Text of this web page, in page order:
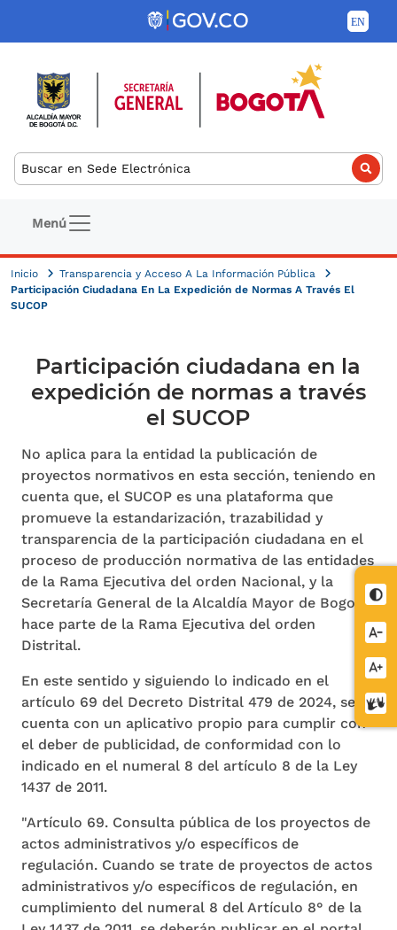
Pasar al contenido principal
de
Buscar
Navegación principal
Menú
Inicio
Transparencia y Acceso A La Información Pública
Participación Ciudadana En La Expedición de Normas A Través El
SUCOP
Participación ciudadana en la
expedición de normas a través
el SUCOP
No aplica para la entidad la publicación de
proyectos normativos en esta sección, teniendo en
cuenta que, el SUCOP es una plataforma que
promueve la estandarización, trazabilidad y
transparencia de la participación ciudadana en el
proceso de producción normativa de las entidades
de la Rama Ejecutiva del orden Nacional, y la
Secretaría General de la Alcaldía Mayor de Bogotá
hace parte de la Rama Ejecutiva del orden
Distrital.
En este sentido y siguiendo lo indicado en el
artículo 69 del Decreto Distrital 479 de 2024, se
cuenta con un aplicativo propio para cumplir con
el deber de publicidad, de conformidad con lo
indicado en el numeral 8 del artículo 8 de la Ley
1437 de 2011.
"Artículo 69. Consulta pública de los proyectos de
actos administrativos y/o específicos de
regulación. Cuando se trate de proyectos de actos
administrativos y/o específicos de regulación, en
cumplimiento del numeral 8 del Artículo 8° de la